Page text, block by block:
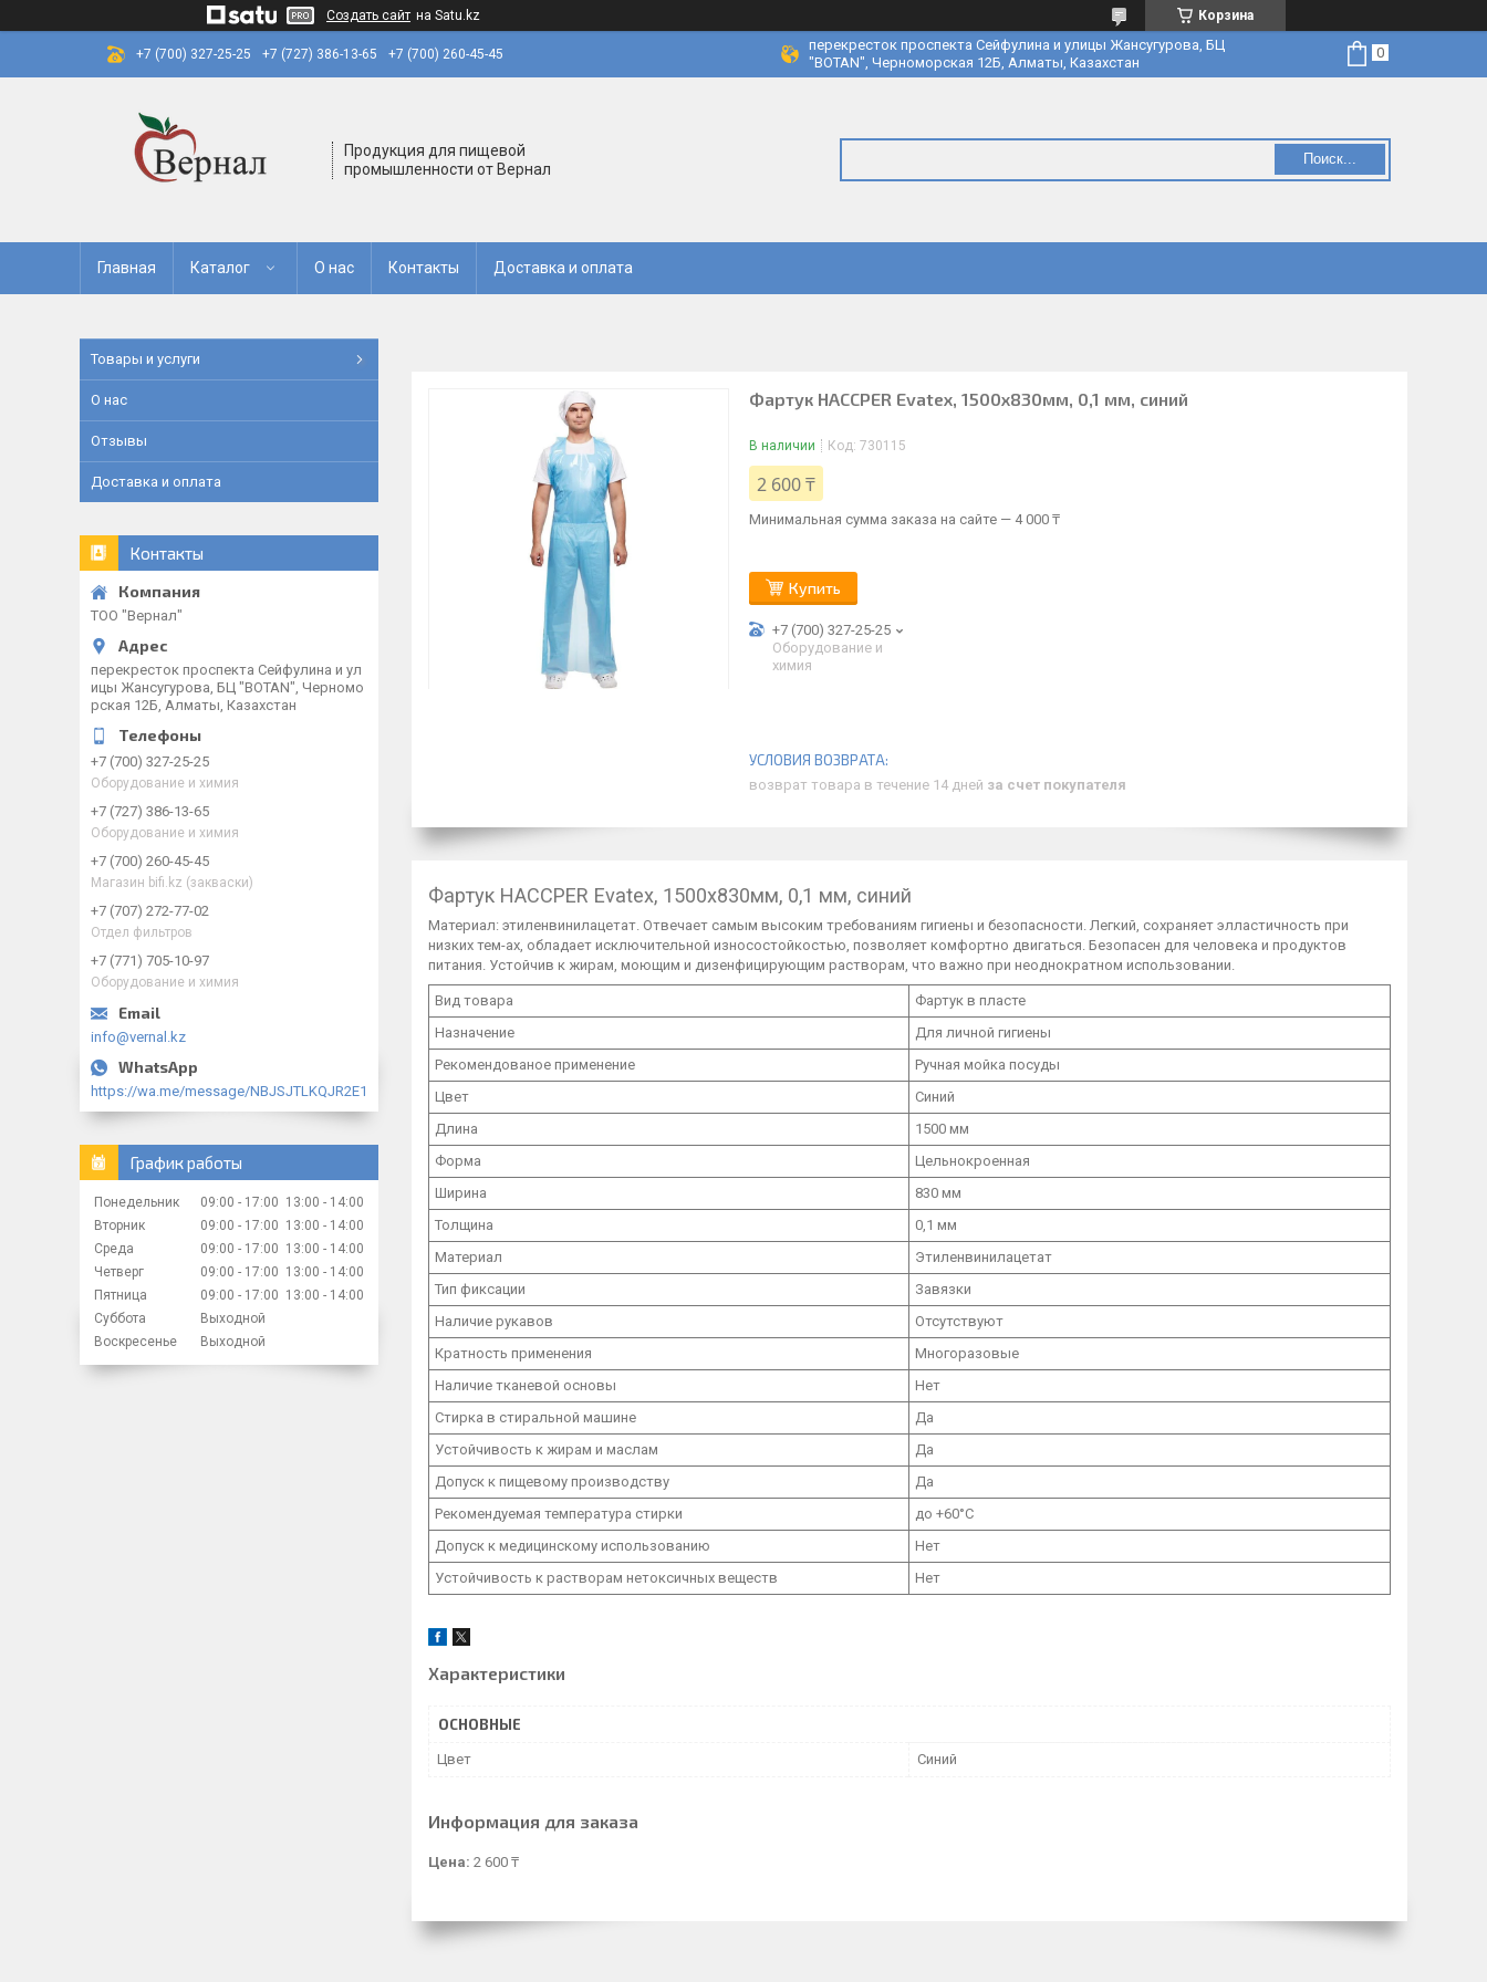
Создать сайт на Satu.kz Корзина
+7 (700) 327-25-25 +7 (727) 386-13-65 +7 (700) 260-45-45
перекресток проспекта Сейфулина и улицы Жансугурова, БЦ
"BOTAN", Черноморская 12Б, Алматы, Казахстан
Продукция для пищевой
промышленности от Вернал
Поиск...
Главная Каталог О нас Контакты Доставка и оплата
Фартук HACCPER Evatex, 1500х830мм, 0,1 мм, синий
В наличии Код: 730115
2 600 ₸
Минимальная сумма заказа на сайте — 4 000 ₸
Купить
+7 (700) 327-25-25
Оборудование и
химия
возврат товара в течение 14 дней за счет покупателя
Фартук HACCPER Evatex, 1500х830мм, 0,1 мм, синий
Материал: этиленвинилацетат. Отвечает самым высоким требованиям гигиены и безопасности. Легкий, сохраняет элластичность при
низких тем-ах, обладает исключительной износостойкостью, позволяет комфортно двигаться. Безопасен для человека и продуктов
питания. Устойчив к жирам, моющим и дизенфицирующим растворам, что важно при неоднократном использовании.
Вид товара
Фартук в пласте
Назначение
Для личной гигиены
Рекомендованое применение
Ручная мойка посуды
Цвет
Синий
Длина
1500 мм
Форма
Цельнокроенная
Ширина
830 мм
Толщина
0,1 мм
Материал
Этиленвинилацетат
Тип фиксации
Завязки
Наличие рукавов
Отсутствуют
Кратность применения
Многоразовые
Наличие тканевой основы
Нет
Стирка в стиральной машине
Да
Устойчивость к жирам и маслам
Да
Допуск к пищевому производству
Да
Рекомендуемая температура стирки
до +60°С
Допуск к медицинскому использованию
Нет
Устойчивость к растворам нетоксичных веществ
Нет
Характеристики
ОСНОВНЫЕ
Цвет Синий
Информация для заказа
Цена: 2 600 ₸
Товары и услуги
О нас
Отзывы
Доставка и оплата
Контакты
ТОО "Вернал"
перекресток проспекта Сейфулина и ул
ицы Жансугурова, БЦ "BOTAN", Черномо
рская 12Б, Алматы, Казахстан
+7 (700) 327-25-25
Оборудование и химия
+7 (727) 386-13-65
Оборудование и химия
+7 (700) 260-45-45
Магазин bifi.kz (закваски)
+7 (707) 272-77-02
Отдел фильтров
+7 (771) 705-10-97
Оборудование и химия
info@vernal.kz
https://wa.me/message/NBJSJTLKQJR2E1
График работы
Понедельник 09:00 17:00 13:00
14:00
Вторник
09:00 17:00 13:00
14:00
Среда
09:00 17:00 13:00
14:00
Четверг
09:00 17:00 13:00
14:00
Пятница
09:00 17:00 13:00
14:00
Суббота
Выходной
Воскресенье
Выходной